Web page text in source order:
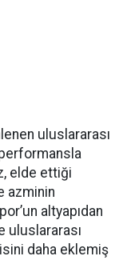
uluslararası
elde ettiği
azminin
altyapıdan
uluslararası
daha eklemiş